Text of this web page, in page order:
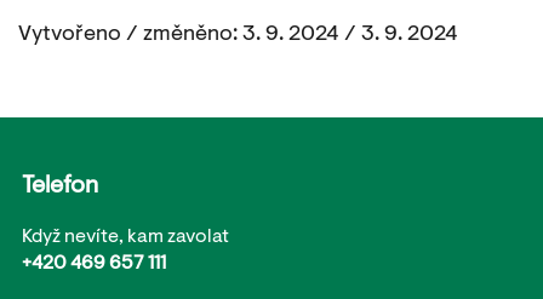
Vytvořeno / změněno: 3. 9. 2024 / 3. 9. 2024
Telefon
Když nevíte, kam zavolat
+420 469 657 111